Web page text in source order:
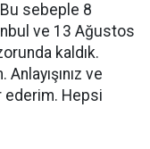
sebeple 8
ve 13 Ağustos
kaldık.
ve
Hepsi